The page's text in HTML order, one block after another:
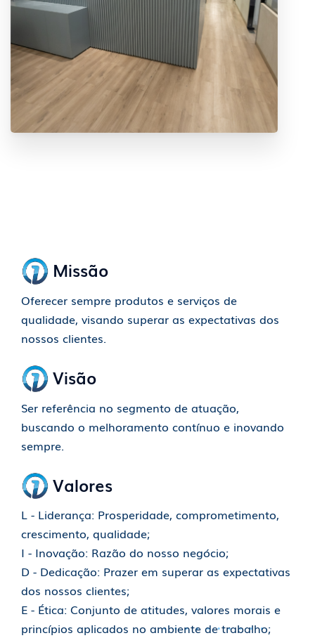
Missão
Oferecer sempre produtos e serviços de
qualidade, visando superar as expectativas dos
nossos clientes.
Visão
Ser referência no segmento de atuação,
buscando o melhoramento contínuo e inovando
sempre.
Valores
L - Liderança: Prosperidade, comprometimento,
crescimento, qualidade;
I - Inovação: Razão do nosso negócio;
D - Dedicação: Prazer em superar as expectativas
dos nossos clientes;
E - Ética: Conjunto de atitudes, valores morais e
princípios aplicados no ambiente de trabalho;